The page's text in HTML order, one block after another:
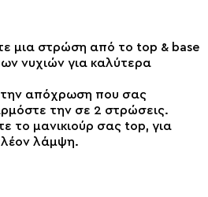
μια στρώση από το top & base
νυχιών για καλύτερα
την απόχρωση που σας
την σε 2 στρώσεις.
το μανικιούρ σας top, για
λάμψη.